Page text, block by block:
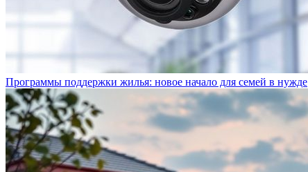
Программы поддержки жилья: новое начало для семей в нужде